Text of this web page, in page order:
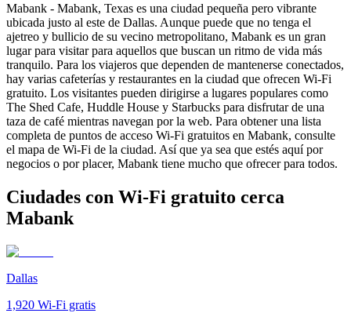
Mabank - Mabank, Texas es una ciudad pequeña pero vibrante
ubicada justo al este de Dallas. Aunque puede que no tenga el
ajetreo y bullicio de su vecino metropolitano, Mabank es un gran
lugar para visitar para aquellos que buscan un ritmo de vida más
tranquilo. Para los viajeros que dependen de mantenerse conectados,
hay varias cafeterías y restaurantes en la ciudad que ofrecen Wi-Fi
gratuito. Los visitantes pueden dirigirse a lugares populares como
The Shed Cafe, Huddle House y Starbucks para disfrutar de una
taza de café mientras navegan por la web. Para obtener una lista
completa de puntos de acceso Wi-Fi gratuitos en Mabank, consulte
el mapa de Wi-Fi de la ciudad. Así que ya sea que estés aquí por
negocios o por placer, Mabank tiene mucho que ofrecer para todos.
Ciudades con Wi-Fi gratuito cerca
Mabank
Dallas
1,920 Wi-Fi gratis